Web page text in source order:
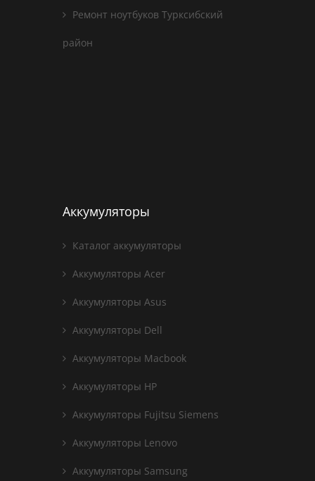
Ремонт ноутбуков Турксибский
район
Аккумуляторы
Каталог аккумуляторы
Аккумуляторы Acer
Аккумуляторы Asus
Аккумуляторы Dell
Аккумуляторы Macbook
Аккумуляторы HP
Аккумуляторы Fujitsu Siemens
Аккумуляторы Lenovo
Аккумуляторы Samsung